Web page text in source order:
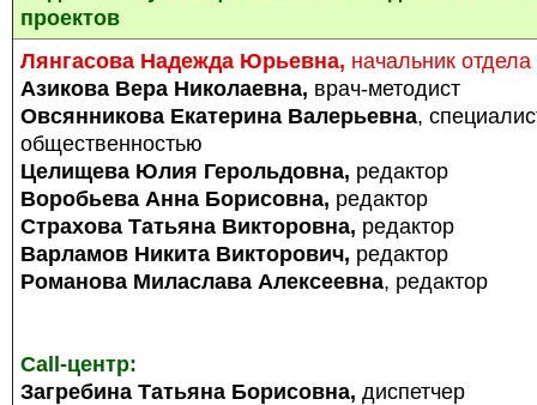
проектов
Лянгасова Надежда Юрьевна, начальник отдела
Азикова Вера Николаевна, врач-методист
Овсянникова Екатерина Валерьевна,
общественностью
Целищева Юлия Герольдовна, редактор
Воробьева Анна Борисовна, редактор
Страхова Татьяна Викторовна, редактор
Варламов Никита Викторович, редактор
Романова Миласлава Алексеевна, редактор
Call-центр:
Загребина Татьяна Борисовна, диспетчер